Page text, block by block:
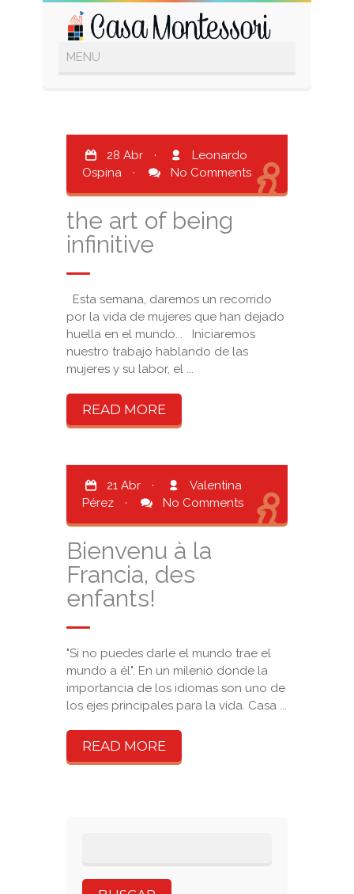
28 Abr ·
Leonardo
Ospina
· No Comments
the art of being
infinitive
Esta semana, daremos un recorrido
por la vida de mujeres que han dejado
huella en el mundo... Iniciaremos
nuestro trabajo hablando de las
mujeres y su labor, el ...
READ MORE
21 Abr ·
Valentina
Pérez
· No Comments
Bienvenu à la
Francia, des
enfants!
"Si no puedes darle el mundo trae el
mundo a él". En un milenio donde la
importancia de los idiomas son uno de
los ejes principales para la vida. Casa ...
READ MORE